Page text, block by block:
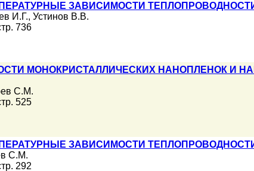
ЗАВИСИМОСТИ
И.Г., Устинов В.В.
736
МОНОКРИСТАЛЛИЧЕСКИХ НАНОПЛЕНОК И
С.М.
525
ЗАВИСИМОСТИ
С.М.
292